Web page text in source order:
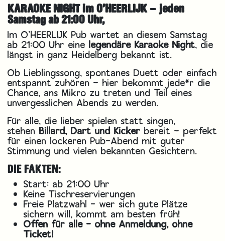
KARAOKE NIGHT im O’HEERLIJK – jeden
Samstag ab 21:00 Uhr,
Im O’HEERLIJK Pub wartet an diesem Samstag
ab 21:00 Uhr eine legendäre Karaoke Night, die
längst in ganz Heidelberg bekannt ist.
Ob Lieblingssong, spontanes Duett oder einfach
entspannt zuhören – hier bekommt jede*r die
Chance, ans Mikro zu treten und Teil eines
unvergesslichen Abends zu werden.
Für alle, die lieber spielen statt singen,
stehen Billard, Dart und Kicker bereit – perfekt
für einen lockeren Pub-Abend mit guter
Stimmung und vielen bekannten Gesichtern.
DIE FAKTEN:
Start: ab 21:00 Uhr
Keine Tischreservierungen
Freie Platzwahl - wer sich gute Plätze
sichern will, kommt am besten früh!
Offen für alle - ohne Anmeldung, ohne
Ticket!